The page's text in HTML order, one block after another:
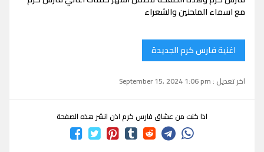
مع اسماء الملحنين والشعراء
اغنية فارس كرم الجديدة
اخر تعديل : September 15, 2024 1:06 pm
اذا كنت من عشاق فارس كرم اذن انشر هذه الصفحة